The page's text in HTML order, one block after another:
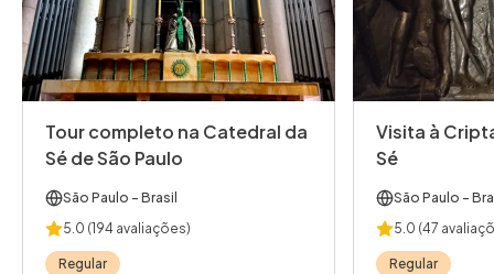
Tour completo na Catedral da
Sé de São Paulo
São Paulo - Brasil
5.0 (194 avaliações)
Regular
Visita à
Sé
São Paulo -
5.0 (47
Regular